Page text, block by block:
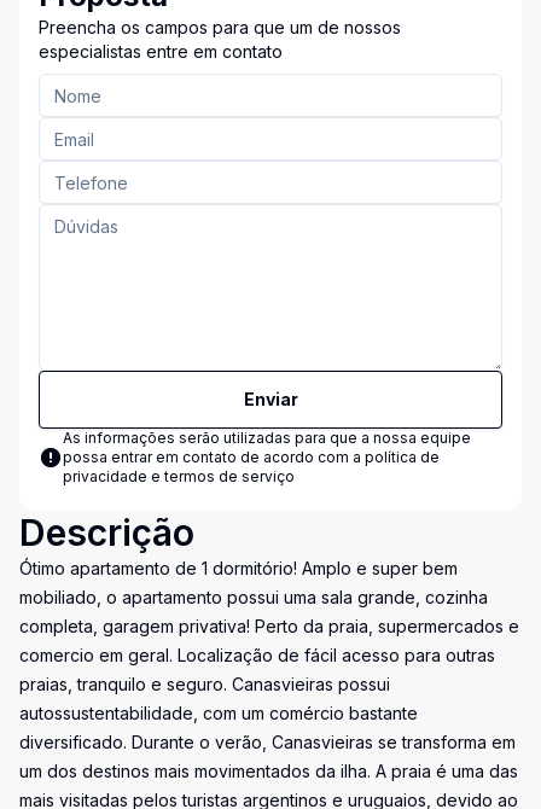
Preencha os campos para que um de nossos
especialistas entre em contato
Enviar
As informações serão utilizadas para que a nossa equipe
possa entrar em contato de acordo com a política de
privacidade e termos de serviço
Descrição
Ótimo apartamento de 1 dormitório! Amplo e super bem
mobiliado, o apartamento possui uma sala grande, cozinha
completa, garagem privativa! Perto da praia, supermercados e
comercio em geral. Localização de fácil acesso para outras
praias, tranquilo e seguro. Canasvieiras possui
autossustentabilidade, com um comércio bastante
diversificado. Durante o verão, Canasvieiras se transforma em
um dos destinos mais movimentados da ilha. A praia é uma das
mais visitadas pelos turistas argentinos e uruguaios, devido ao